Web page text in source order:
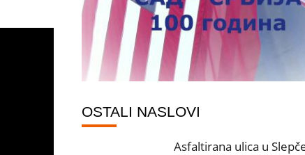
OSTALI NASLOVI
Asfaltirana ulica u